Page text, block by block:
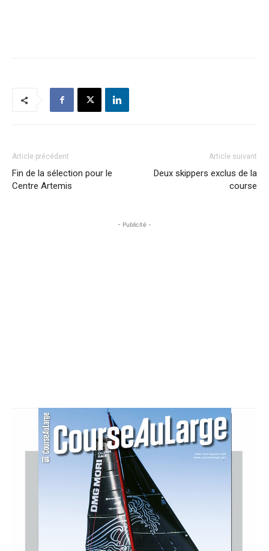
Article précédent
Fin de la sélection pour le
Centre Artemis
Article suivant
Deux skippers exclus de la
course
- Publicité -